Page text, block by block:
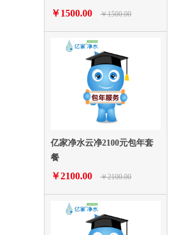
￥1500.00 ￥1500.00
亿家净水云净2100元包年套
餐
￥2100.00 ￥2100.00